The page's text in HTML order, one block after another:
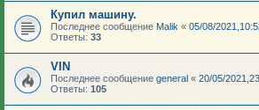
Купил машину.
Последнее сообщение Malik « 05/08/
Ответы: 33
VIN
Последнее сообщение general « 20/05/
Ответы: 105